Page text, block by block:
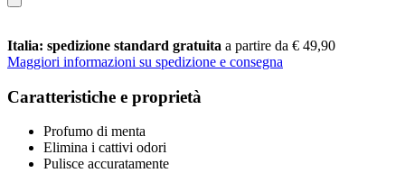
Italia: spedizione standard gratuita a partire da € 49,90
Maggiori informazioni su spedizione e consegna
Caratteristiche e proprietà
Profumo di menta
Elimina i cattivi odori
Pulisce accuratamente